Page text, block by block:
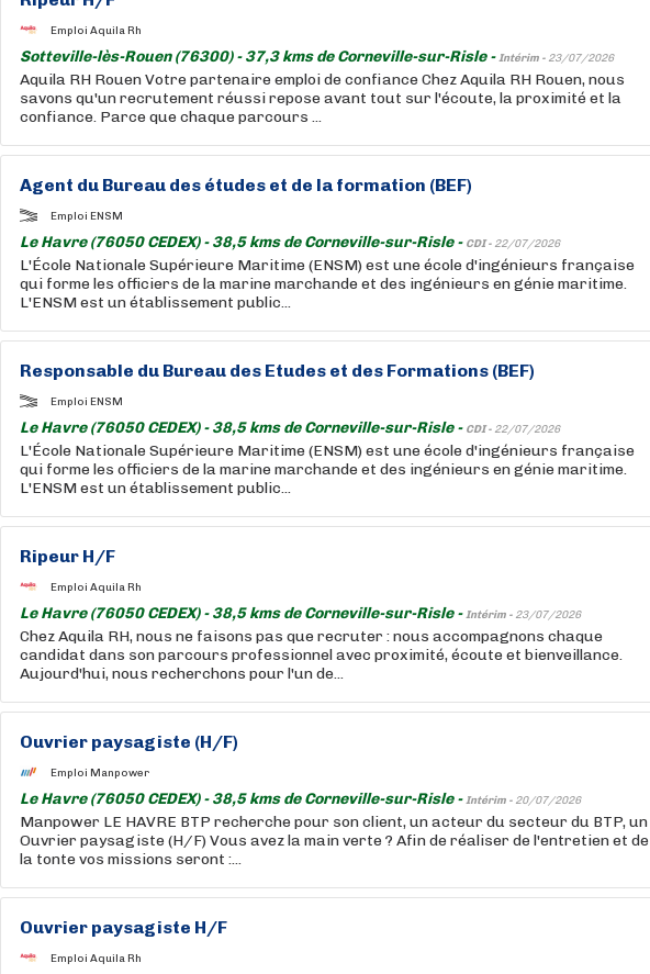
Emploi Aquila Rh
Sotteville-lès-Rouen (76300) - 37,3 kms de Corneville-sur-Risle -Intérim - 23/07/2026
Aquila RH Rouen Votre partenaire emploi de confiance Chez Aquila RH Rouen, nous
savons qu'un recrutement réussi repose avant tout sur l'écoute, la proximité et la
confiance. Parce que chaque parcours ...
Agent du Bureau des études et de la formation (BEF)
Emploi ENSM
Le Havre (76050 CEDEX) - 38,5 kms de Corneville-sur-Risle - CDI - 22/07/2026
L'École Nationale Supérieure Maritime (ENSM) est une école d'ingénieurs française
qui forme les officiers de la marine marchande et des ingénieurs en génie maritime.
L'ENSM est un établissement public...
Responsable du Bureau des Etudes et des Formations (BEF)
Emploi ENSM
Le Havre (76050 CEDEX) - 38,5 kms de Corneville-sur-Risle - CDI - 22/07/2026
L'École Nationale Supérieure Maritime (ENSM) est une école d'ingénieurs française
qui forme les officiers de la marine marchande et des ingénieurs en génie maritime.
L'ENSM est un établissement public...
Ripeur H/F
Emploi Aquila Rh
Le Havre (76050 CEDEX) - 38,5 kms de Corneville-sur-Risle -Intérim - 23/07/2026
Chez Aquila RH, nous ne faisons pas que recruter : nous accompagnons chaque
candidat dans son parcours professionnel avec proximité, écoute et bienveillance.
Aujourd'hui, nous recherchons pour l'un de...
Ouvrier paysagiste (H/F)
Emploi Manpower
Le Havre (76050 CEDEX) - 38,5 kms de Corneville-sur-Risle -Intérim - 20/07/2026
Manpower LE HAVRE BTP recherche pour son client, un acteur du secteur du BTP, un
Ouvrier paysagiste (H/F) Vous avez la main verte ? Afin de réaliser de l'entretien et de
la tonte vos missions seront :...
Ouvrier paysagiste H/F
Emploi Aquila Rh